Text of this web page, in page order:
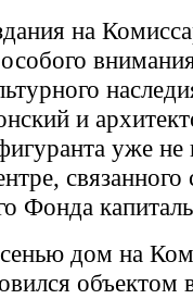
на
и
уже не
связанного
Фонда
дом на
объектом